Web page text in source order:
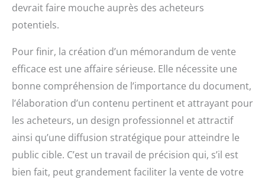
devrait faire mouche auprès des acheteurs
potentiels.
Pour finir, la création d’un mémorandum de vente
efficace est une affaire sérieuse. Elle nécessite une
bonne compréhension de l’importance du document,
l’élaboration d’un contenu pertinent et attrayant pour
les acheteurs, un design professionnel et attractif
ainsi qu’une diffusion stratégique pour atteindre le
public cible. C’est un travail de précision qui, s’il est
bien fait, peut grandement faciliter la vente de votre